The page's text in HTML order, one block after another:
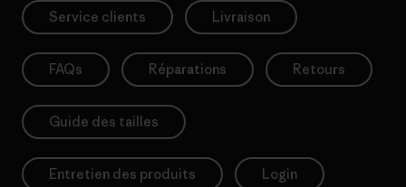
Service clients Livraison
FAQs Réparations Retours
Guide des tailles
Entretien des produits Login